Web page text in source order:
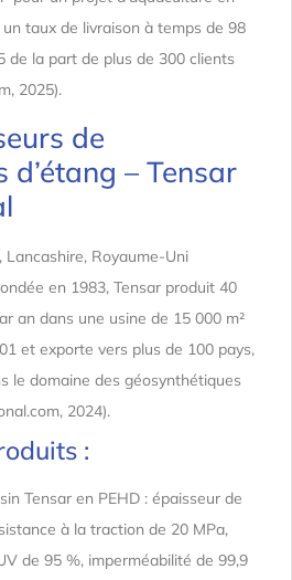
taux de livraison à temps de 98
de la part de plus de 300 clients
2025).
de
d’étang – Tensar
Lancashire, Royaume-Uni
en 1983, Tensar produit 40
an dans une usine de 15 000 m²
et exporte vers plus de 100 pays,
le domaine des géosynthétiques
2024).
:
Tensar en PEHD : épaisseur de
à la traction de 20 MPa,
de 95 %, imperméabilité de 99,9